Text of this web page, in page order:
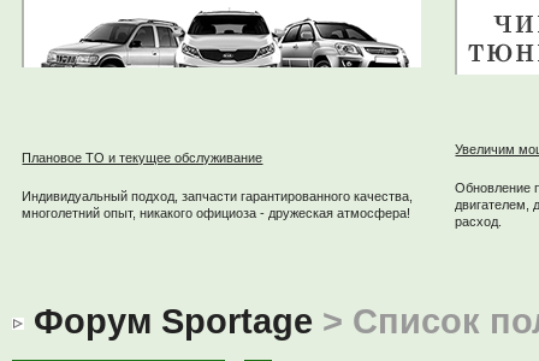
Плановое ТО и текущее обслуживание
Индивидуальный подход, запчасти гарантированного качества,
многолетний опыт, никакого официоза - дружеская атмосфера!
Увеличим
Обновление
двигателем,
расход.
Форум Sportage > Список